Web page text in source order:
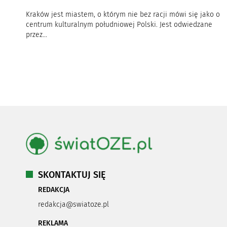
Kraków jest miastem, o którym nie bez racji mówi się jako o
centrum kulturalnym południowej Polski. Jest odwiedzane
przez...
SKONTAKTUJ SIĘ
REDAKCJA
redakcja@swiatoze.pl
REKLAMA